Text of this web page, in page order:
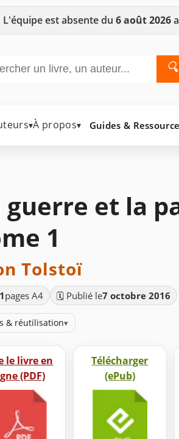
L'équipe est absente du 6 août 2026
🔍
▾À propos▾ Guides &
guerre et la
1
Tolstoï
pages A4 🗓️ Publié le7 octobre 2016
& réutilisation▾
le livre en
(PDF)
Télécharger
(ePub)